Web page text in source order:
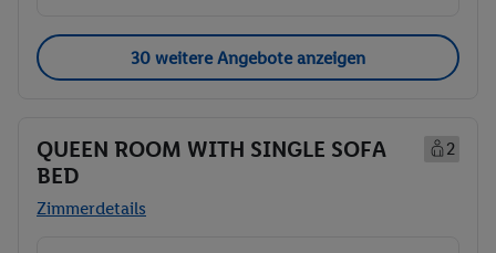
30 weitere Angebote anzeigen
QUEEN ROOM WITH SINGLE SOFA
BED
2
Zimmerdetails